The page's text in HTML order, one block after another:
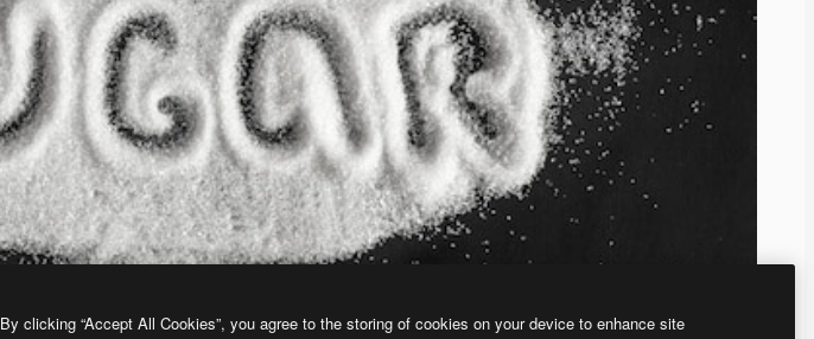
By clicking “Accept All Cookies”, you agree to the storing of cookies on your device to enhance site